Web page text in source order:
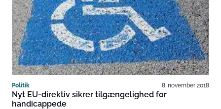
Politik 8. november 2018
Nyt EU-direktiv sikrer tilgængelighed for
handicappede